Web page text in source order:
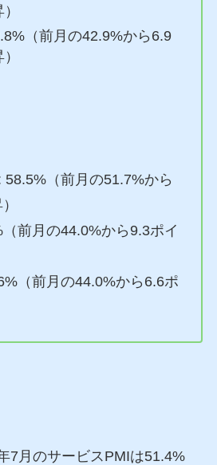
（前月の42.9%から6.9
58.5%（前月の51.7%から
前月の44.0%から9.3ポイ
（前月の44.0%から6.6ポ
7月のサービスPMIは51.4%